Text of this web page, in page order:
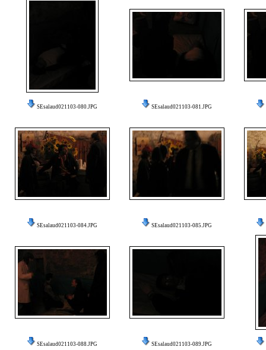
SEsalaud021103-080.JPG SEsalaud021103-081.JPG
SEsalaud021103-084.JPG SEsalaud021103-085.JPG
SEsalaud021103-088.JPG SEsalaud021103-089.JPG